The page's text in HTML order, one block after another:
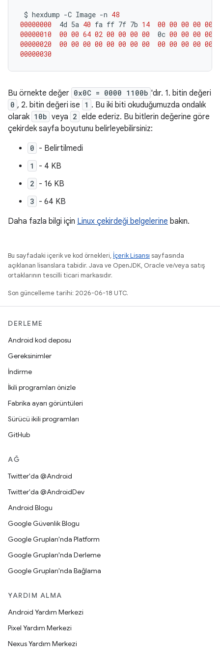
$ hexdump -C Image -n 48
00000000
4d 5a 40 fa ff 7f 7b 14 00 00 00 00 00
00000010
00 00 64 02 00 00 00 00 0c 00 00 00 00
00000020
00 00 00 00 00 00 00 00 00 00 00 00 00
00000030
Bu örnekte değer 0x0C = 0000 1100b 'dır. 1. bitin değeri
0 , 2. bitin değeri ise 1 . Bu iki biti okuduğumuzda ondalık
olarak 10b veya 2 elde ederiz. Bu bitlerin değerine göre
çekirdek sayfa boyutunu belirleyebilirsiniz:
0 - Belirtilmedi
1 - 4 KB
2 - 16 KB
3 - 64 KB
Daha fazla bilgi için Linux çekirdeği belgelerine bakın.
Bu sayfadaki içerik ve kod örnekleri, İçerik Lisansı sayfasında
açıklanan lisanslara tabidir. Java ve OpenJDK, Oracle ve/veya satış
ortaklarının tescilli ticari markasıdır.
Son güncelleme tarihi: 2026-06-18 UTC.
DERLEME
Android kod deposu
Gereksinimler
İndirme
İkili programları önizle
Fabrika ayarı görüntüleri
Sürücü ikili programları
GitHub
AĞ
Twitter'da @Android
Twitter'da @AndroidDev
Android Blogu
Google Güvenlik Blogu
Google Grupları'nda Platform
Google Grupları'nda Derleme
Google Grupları'nda Bağlama
YARDIM ALMA
Android Yardım Merkezi
Pixel Yardım Merkezi
Nexus Yardım Merkezi